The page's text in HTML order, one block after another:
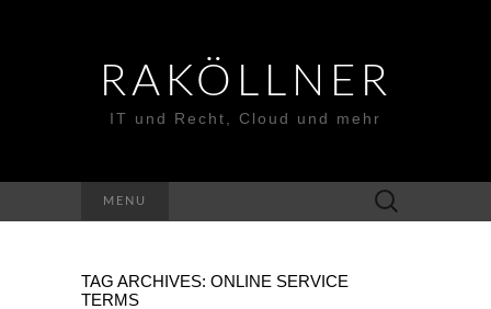
RAKÖLLNER
IT und Recht, Cloud und mehr
MENU
Suchen
nach:
TAG ARCHIVES: ONLINE SERVICE
TERMS